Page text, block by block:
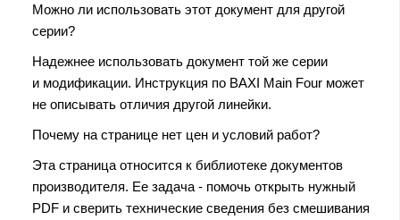
Можно ли использовать этот документ для другой
серии?
Надежнее использовать документ той же серии
и модификации. Инструкция по BAXI Main Four может
не описывать отличия другой линейки.
Почему на странице нет цен и условий работ?
Эта страница относится к библиотеке документов
производителя. Ее задача - помочь открыть нужный
PDF и сверить технические сведения без смешивания